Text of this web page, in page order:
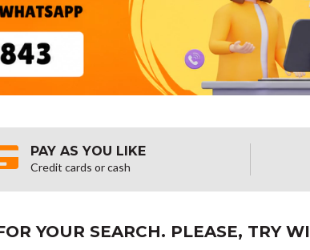
PAY AS YOU LIKE
Credit cards or cash
YOUR SEARCH. PLEASE, TRY